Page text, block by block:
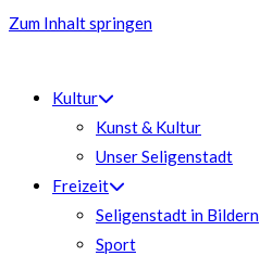
Zum Inhalt springen
Kultur
Kunst & Kultur
Unser Seligenstadt
Freizeit
Seligenstadt in Bildern
Sport